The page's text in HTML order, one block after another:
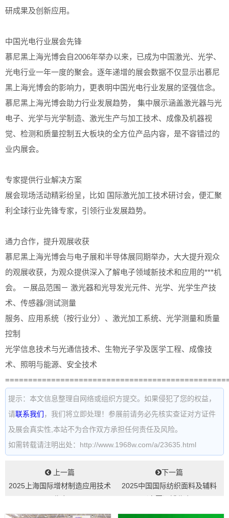
研成果及创新应用。
中国光电行业展会先锋
慕尼黑上海光博会自2006年举办以来，已成为中国激光、光学、
光电行业一年一度的聚会。逐年递增的展会数据不仅显示出慕尼
黑上海光博会的影响力，更表明中国光电行业发展的坚强信念。
慕尼黑上海光博会助力行业发展趋势， 集中展示涵盖激光器与光
电子、光学与光学制造、激光生产与加工技术、成像及机器视
觉、检测和质量控制五大板块的全方位产品内容，是不容错过的
业内展会。
专家提供行业解决方案
展会现场活动精彩纷呈，比如 国际激光加工技术研讨会，便汇聚
利全球行业先锋专家，引领行业发展趋势。
通力合作，提升观展收获
慕尼黑上海光博会与电子展和半导体展同期举办，大大提升观众
的观展收获，为观众提供深入了解电子领域新技术和应用的***机
会。 －展品范围－ 激光器和光导发光元件、光学、光学生产技
术、传感器/测试测量
服务、应用系统（按行业分）、激光加工系统、光学测量和质量
控制
光学信息技术与光通信技术、生物光子学及医学工程、成像技
术、照明与能源、安全技术
提示：本文信息整理自网络或组织方提交。如果侵犯了您的权益，
请联系我们 ，我们将立即处理！参展前请务必先核实查证对方证件
及展会真实性,本站不为合作双方承担任何责任及风险。
如需转载请注明出处：http://www.1968w.com/a/23635.html
上一篇
2025上海国际增材制造应用技术
下一篇
2025中国国际纺织面料及辅料